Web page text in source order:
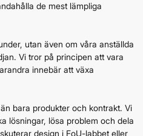
de mest lämpliga
utan även om våra anställda
Vi tror på principen att vara
innebär att växa
bara produkter och kontrakt. Vi
lösningar, lösa problem och dela
design i FoU-labbet eller